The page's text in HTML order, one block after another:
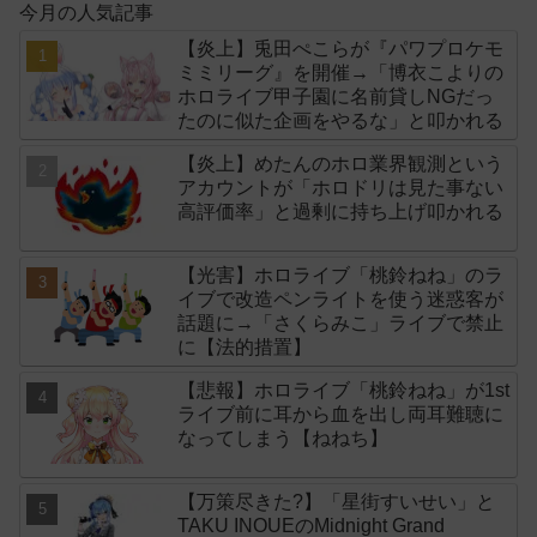
今月の人気記事
【炎上】兎田ぺこらが『パワプロケモ
ミミリーグ』を開催→「博衣こよりの
ホロライブ甲子園に名前貸しNGだっ
たのに似た企画をやるな」と叩かれる
【炎上】めたんのホロ業界観測という
アカウントが「ホロドリは見た事ない
高評価率」と過剰に持ち上げ叩かれる
【光害】ホロライブ「桃鈴ねね」のラ
イブで改造ペンライトを使う迷惑客が
話題に→「さくらみこ」ライブで禁止
に【法的措置】
【悲報】ホロライブ「桃鈴ねね」が1st
ライブ前に耳から血を出し両耳難聴に
なってしまう【ねねち】
【万策尽きた?】「星街すいせい」と
TAKU INOUEのMidnight Grand